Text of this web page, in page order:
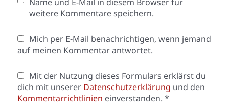
weitere Kommentare speichern.
Mich per E-Mail benachrichtigen, wenn jemand
auf meinen Kommentar antwortet.
Mit der Nutzung dieses Formulars erklärst du
dich mit unserer Datenschutzerklärung und den
Kommentarrichtlinien einverstanden. *